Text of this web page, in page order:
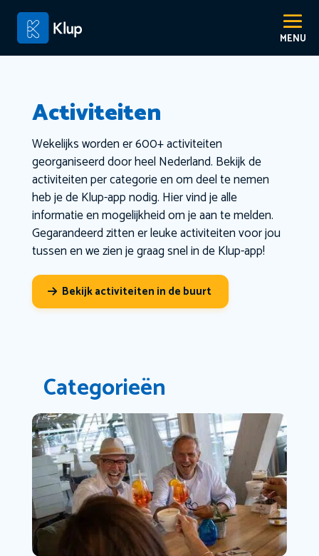
Activiteiten
Wekelijks worden er 600+ activiteiten
georganiseerd door heel Nederland. Bekijk de
activiteiten per categorie en om deel te nemen
heb je de Klup-app nodig. Hier vind je alle
informatie en mogelijkheid om je aan te melden.
Gegarandeerd zitten er leuke activiteiten voor jou
tussen en we zien je graag snel in de Klup-app!
Bekijk activiteiten in de buurt
Categorieën